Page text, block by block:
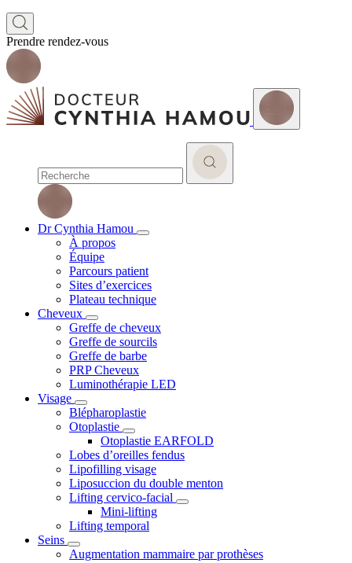
Prendre rendez-vous
Dr Cynthia Hamou
À propos
Équipe
Parcours patient
Sites d’exercices
Plateau technique
Cheveux
Greffe de cheveux
Greffe de sourcils
Greffe de barbe
PRP Cheveux
Luminothérapie LED
Visage
Blépharoplastie
Otoplastie
Otoplastie EARFOLD
Lobes d’oreilles fendus
Lipofilling visage
Liposuccion du double menton
Lifting cervico-facial
Mini-lifting
Lifting temporal
Seins
Augmentation mammaire par prothèses